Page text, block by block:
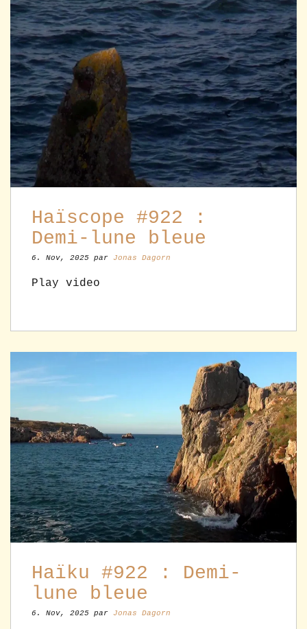
Haïscope #922 :
Demi-lune bleue
6. Nov, 2025 par Jonas Dagorn
Play video
Haïku #922 : Demi-
lune bleue
6. Nov, 2025 par Jonas Dagorn